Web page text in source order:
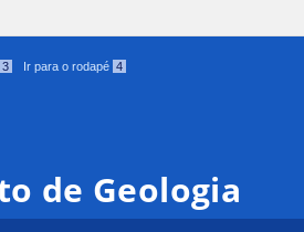
3 Ir para o rodapé 4
de Geologia